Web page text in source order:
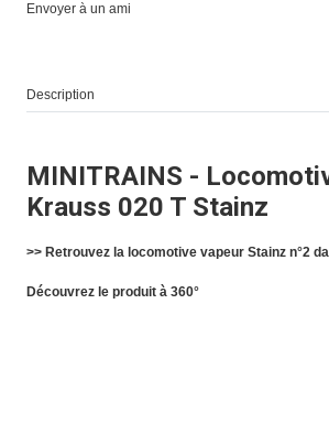
Envoyer à un ami
Description
MINITRAINS -
Krauss 020 T Stainz
>> Retrouvez la locomotive vapeur Stainz n°2
Découvrez le produit à 360°